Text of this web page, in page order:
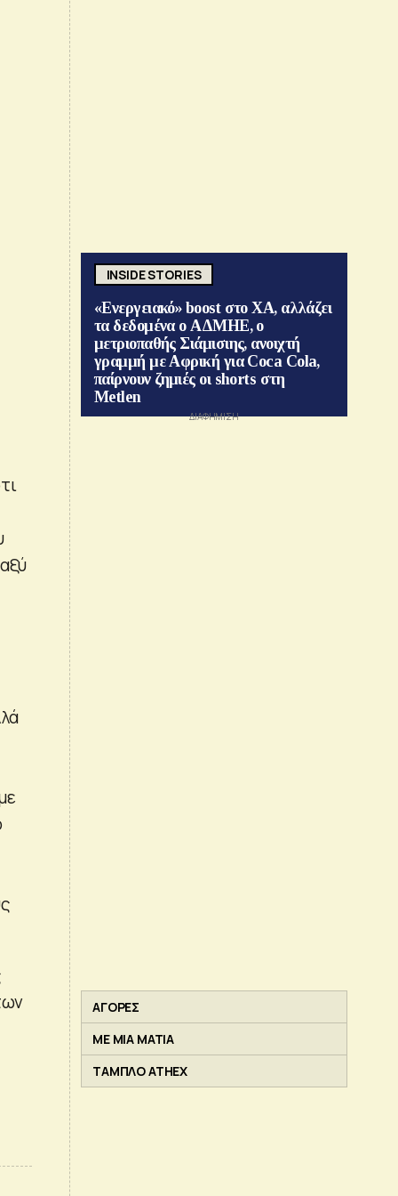
INSIDE STORIES
«Ενεργειακό» boost στο ΧΑ, αλλάζει
τα δεδομένα ο ΑΔΜΗΕ, ο
μετριοπαθής Σιάμισιης, ανοιχτή
γραμμή με Αφρική για Coca Cola,
παίρνουν ζημιές οι shorts στη
Metlen
ΑΓΟΡΕΣ
ΜΕ ΜΙΑ ΜΑΤΙΑ
ΤΑΜΠΛΟ ATHEX